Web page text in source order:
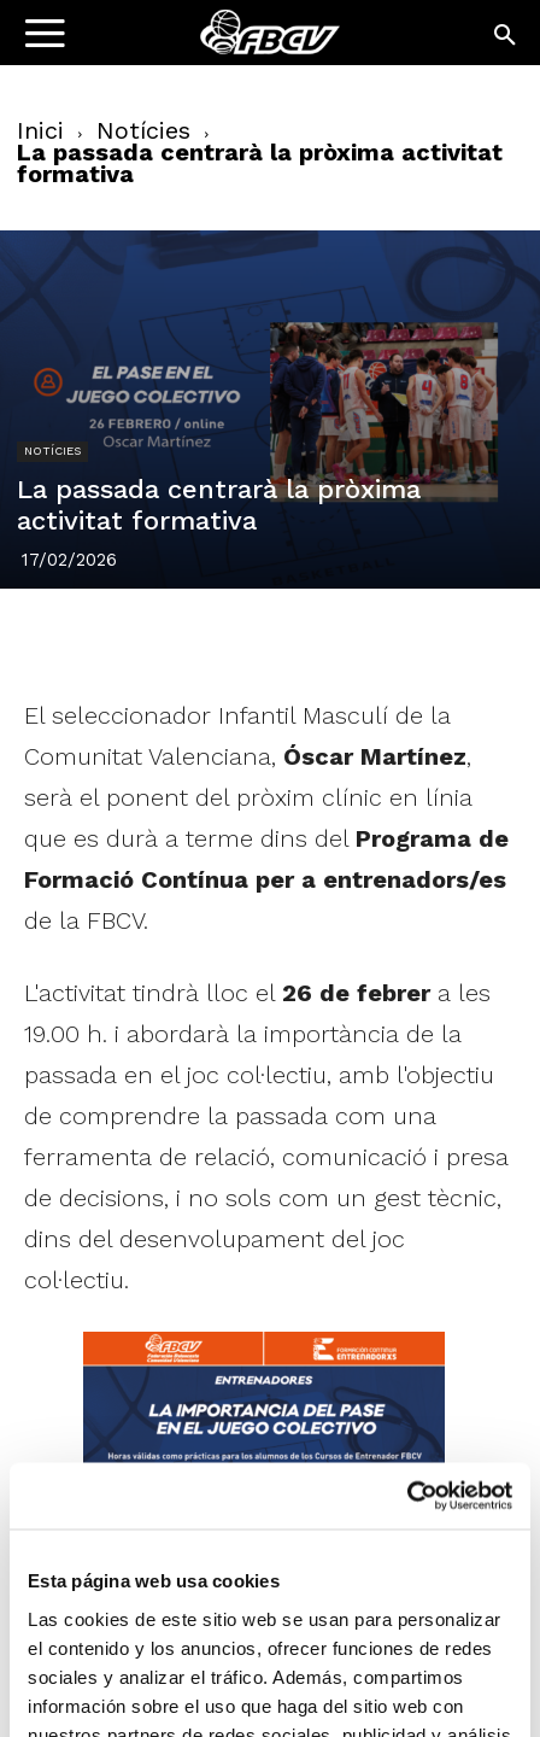
Esta página web usa cookies
Las cookies de este sitio web se usan para personalizar
el contenido y los anuncios, ofrecer funciones de redes
sociales y analizar el tráfico. Además, compartimos
información sobre el uso que haga del sitio web con
Inici Notícies
La passada centrarà la pròxima activitat
formativa
NOTÍCIES
La passada centrarà la pròxima
activitat formativa
17/02/2026
El seleccionador Infantil Masculí de la
Comunitat Valenciana, Óscar Martínez,
serà el ponent del pròxim clínic en línia
que es durà a terme dins del Programa de
Formació Contínua per a entrenadors/es
de la FBCV.
L'activitat tindrà lloc el 26 de febrera les
19.00 h. i abordarà la importància de la
passada en el joc col·lectiu, amb l'objectiu
de comprendre la passada com una
ferramenta de relació, comunicació i presa
de decisions, i no sols com un gest tècnic,
dins del desenvolupament del joc
col·lectiu.
Estes són les activitats programades que
resten per als mesos de febrer i març:
26 de febrer.Óscar Martínez. La
importància de la passada en el joc